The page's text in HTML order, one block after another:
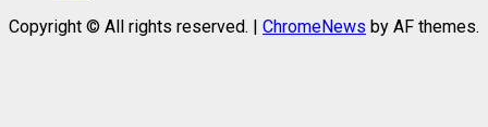
Copyright © All rights reserved. | ChromeNews by AF themes.